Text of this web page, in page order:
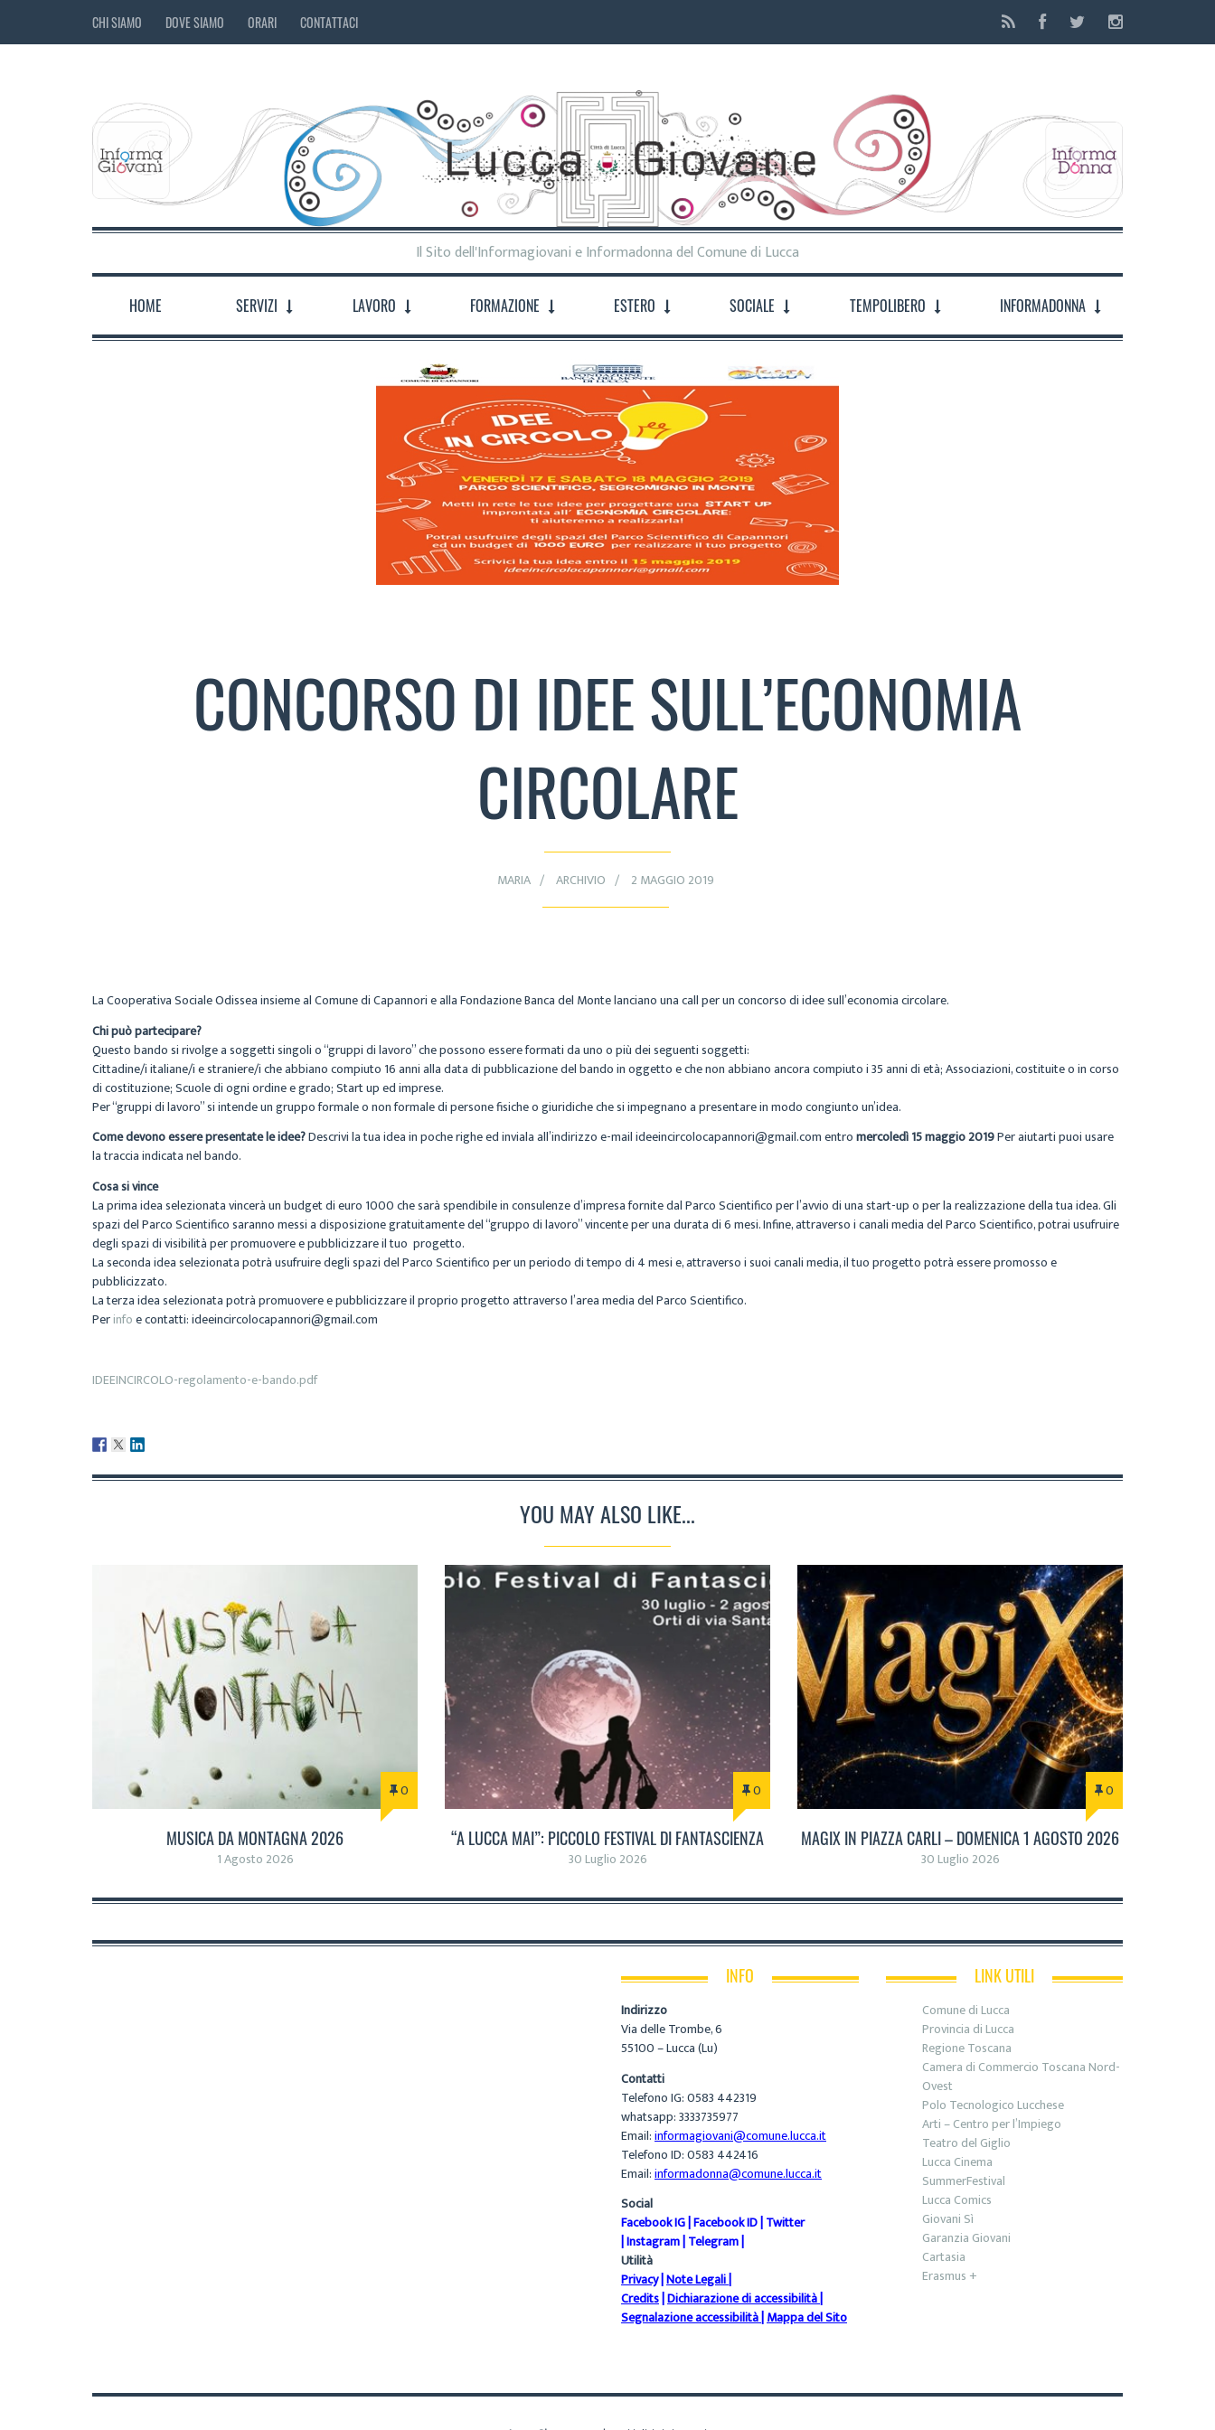
CHI SIAMO DOVE SIAMO ORARI CONTATTACI
Il Sito dell'Informagiovani e Informadonna del Comune di Lucca
HOME SERVIZI LAVORO FORMAZIONE ESTERO SOCIALE TEMPOLIBERO INFORMADONNA
CONCORSO DI IDEE SULL’ECONOMIA
CIRCOLARE
MARIA ARCHIVIO 2 MAGGIO 2019
La Cooperativa Sociale Odissea insieme al Comune di Capannori e alla Fondazione Banca del Monte lanciano una call per un concorso di idee sull’economia circolare.
Chi può partecipare?
Questo bando si rivolge a soggetti singoli o “gruppi di lavoro” che possono essere formati da uno o più dei seguenti soggetti:
Cittadine/i italiane/i e straniere/i che abbiano compiuto 16 anni alla data di pubblicazione del bando in oggetto e che non abbiano ancora compiuto i 35 anni di età; Associazioni, costituite o in corso
di costituzione; Scuole di ogni ordine e grado; Start up ed imprese.
Per “gruppi di lavoro” si intende un gruppo formale o non formale di persone fisiche o giuridiche che si impegnano a presentare in modo congiunto un’idea.
Come devono essere presentate le idee?Descrivi la tua idea in poche righe ed inviala all’indirizzo e-mail ideeincircolocapannori@gmail.com entromercoledì 15 maggio 2019Per aiutarti puoi usare
la traccia indicata nel bando.
Cosa si vince
La prima idea selezionata vincerà un budget di euro 1000 che sarà spendibile in consulenze d’impresa fornite dal Parco Scientifico per l’avvio di una start-up o per la realizzazione della tua idea. Gli
spazi del Parco Scientifico saranno messi a disposizione gratuitamente del “gruppo di lavoro” vincente per una durata di 6 mesi. Infine, attraverso i canali media del Parco Scientifico, potrai usufruire
degli spazi di visibilità per promuovere e pubblicizzare il tuo progetto.
La seconda idea selezionata potrà usufruire degli spazi del Parco Scientifico per un periodo di tempo di 4 mesi e, attraverso i suoi canali media, il tuo progetto potrà essere promosso e
pubblicizzato.
La terza idea selezionata potrà promuovere e pubblicizzare il proprio progetto attraverso l’area media del Parco Scientifico.
Perinfoe contatti: ideeincircolocapannori@gmail.com
IDEEINCIRCOLO-regolamento-e-bando.pdf
YOU MAY ALSO LIKE...
0
MUSICA DA MONTAGNA 2026
1 Agosto 2026
0
“A LUCCA MAI”: PICCOLO FESTIVAL DI FANTASCIENZA
30 Luglio 2026
0
MAGIX IN PIAZZA CARLI – DOMENICA 1 AGOSTO 2026
30 Luglio 2026
INFO
Indirizzo
Via delle Trombe, 6
55100 – Lucca (Lu)
Contatti
Telefono IG: 0583 442319
whatsapp: 3333735977
Email:informagiovani@comune.lucca.it
Telefono ID: 0583 442416
Email:informadonna@comune.lucca.it
Social
Facebook IG|Facebook ID|Twitter
|Instagram|Telegram|
Utilità
Privacy|Note Legali|
Credits|Dichiarazione di accessibilità|
Segnalazione accessibilità|Mappa del Sito
LINK UTILI
Comune di Lucca
Provincia di Lucca
Regione Toscana
Camera di Commercio Toscana Nord-
Ovest
Polo Tecnologico Lucchese
Arti – Centro per l’Impiego
Teatro del Giglio
Lucca Cinema
SummerFestival
Lucca Comics
Giovani Sì
Garanzia Giovani
Cartasia
Erasmus +